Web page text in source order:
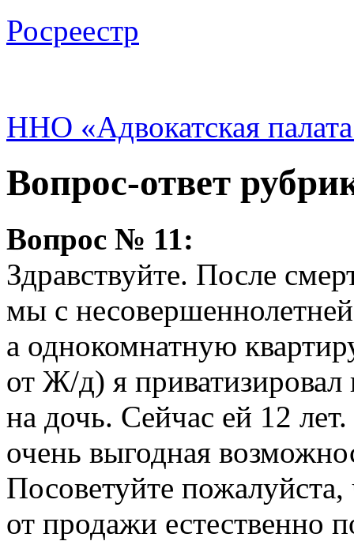
Росреестр
ННО «Адвокатская
Вопрос-ответ
Вопрос № 11:
Здравствуйте. После
мы с
а однокомнатную
от Ж/д) я
на дочь. Сейчас ей 12
очень выгодная
Посоветуйте
от продажи естественно